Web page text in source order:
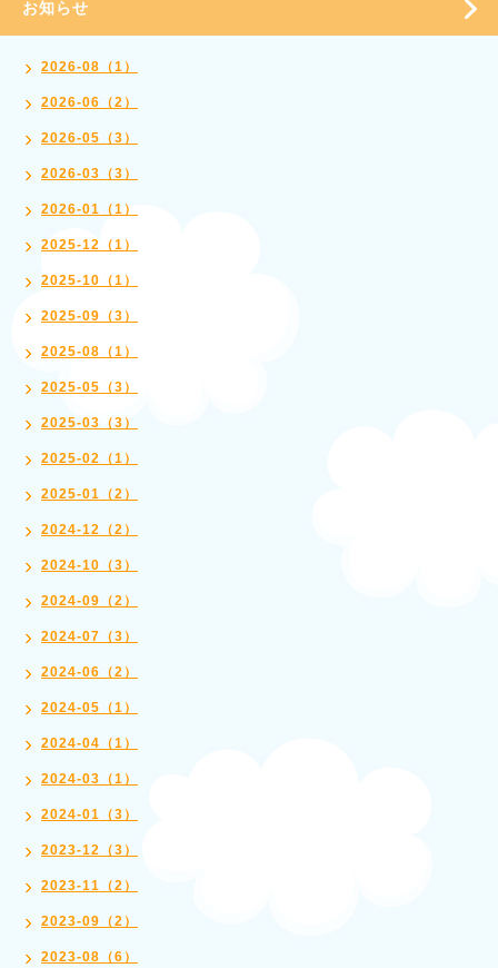
お知らせ
2026-08（1）
2026-06（2）
2026-05（3）
2026-03（3）
2026-01（1）
2025-12（1）
2025-10（1）
2025-09（3）
2025-08（1）
2025-05（3）
2025-03（3）
2025-02（1）
2025-01（2）
2024-12（2）
2024-10（3）
2024-09（2）
2024-07（3）
2024-06（2）
2024-05（1）
2024-04（1）
2024-03（1）
2024-01（3）
2023-12（3）
2023-11（2）
2023-09（2）
2023-08（6）